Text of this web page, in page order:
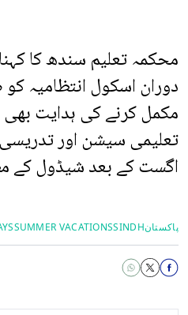
محکمہ تعلیم سندھ کا
دوران اسکول انتظامیہ
مکمل کرنے کی ہدایت
تعلیمی سیشن اور
اگست کے بعد شیڈول کے
پاکستانSINDH
SUMMER VACATIONS